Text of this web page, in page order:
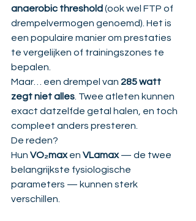
anaerobic threshold (ook wel FTP of
drempelvermogen genoemd). Het is
een populaire manier om prestaties
te vergelijken of trainingszones te
bepalen.
Maar… een drempel van 285 watt
zegt niet alles. Twee atleten kunnen
exact datzelfde getal halen, en toch
compleet anders presteren.
De reden?
Hun VO₂max en VLamax — de twee
belangrijkste fysiologische
parameters — kunnen sterk
verschillen.